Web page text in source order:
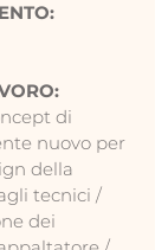
di
nuovo per
della
tecnici /
dei